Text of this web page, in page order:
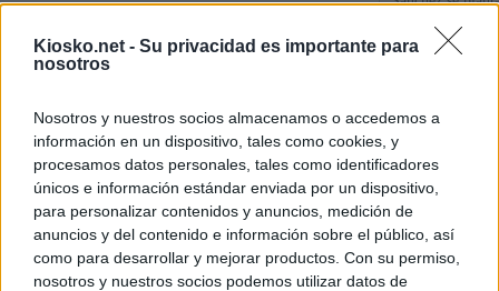
Kiosko.net - Su privacidad es importante para
nosotros
Nosotros y nuestros socios almacenamos o accedemos a
información en un dispositivo, tales como cookies, y
procesamos datos personales, tales como identificadores
únicos e información estándar enviada por un dispositivo,
para personalizar contenidos y anuncios, medición de
anuncios y del contenido e información sobre el público, así
como para desarrollar y mejorar productos. Con su permiso,
nosotros y nuestros socios podemos utilizar datos de
Sánchez
© Kiosko.net Aviso Legal Privacidad y Cookies